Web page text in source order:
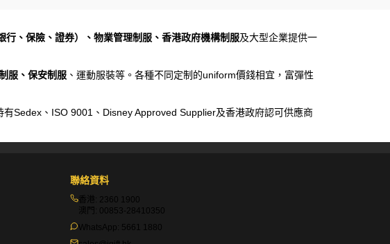
行、保險、證券）、物業管理制服、香港政府機構制服及大型企業提供一
服、保安制服 、運動服裝等。各種不同定制的uniform價錢相宜，富彈性
Sedex、ISO 9001、Disney Approved Supplier及香港政府認可供應商
聯絡資料
香港: 2360 1900
澳門: 00853-28410350
WhatsApp: 5661 1880